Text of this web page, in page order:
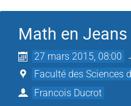
Math en Jeans
27 mars 2015, 08:00
Faculté des Sciences
Francois Ducrot